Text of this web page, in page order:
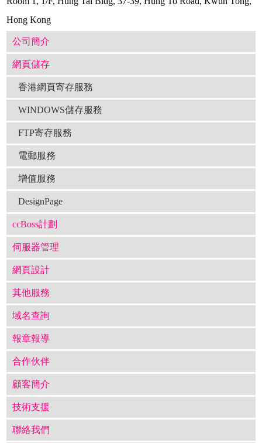
Hong Kong
公司簡介
網頁儲存
香港網頁寄存服務
WINDOWS儲存服務
FTP寄存服務
電郵服務
增值服務
DesignPage
ccBoss計劃
伺服器管理
網頁設計
其他服務
域名查詢
報章報導
合作伙伴
顧客簡介
技術支援
聯絡我們